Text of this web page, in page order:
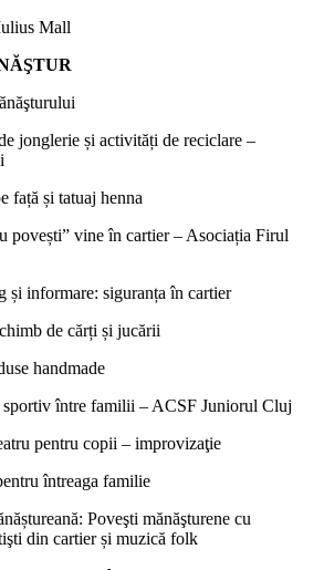
Mall
jonglerie și activități de reciclare –
față și tatuaj henna
povești” vine în cartier – Asociația Firul
și informare: siguranța în cartier
de cărți și jucării
handmade
sportiv între familii – ACSF Juniorul Cluj
pentru copii – improvizaţie
întreaga familie
Poveşti mănăşturene cu
din cartier și muzică folk